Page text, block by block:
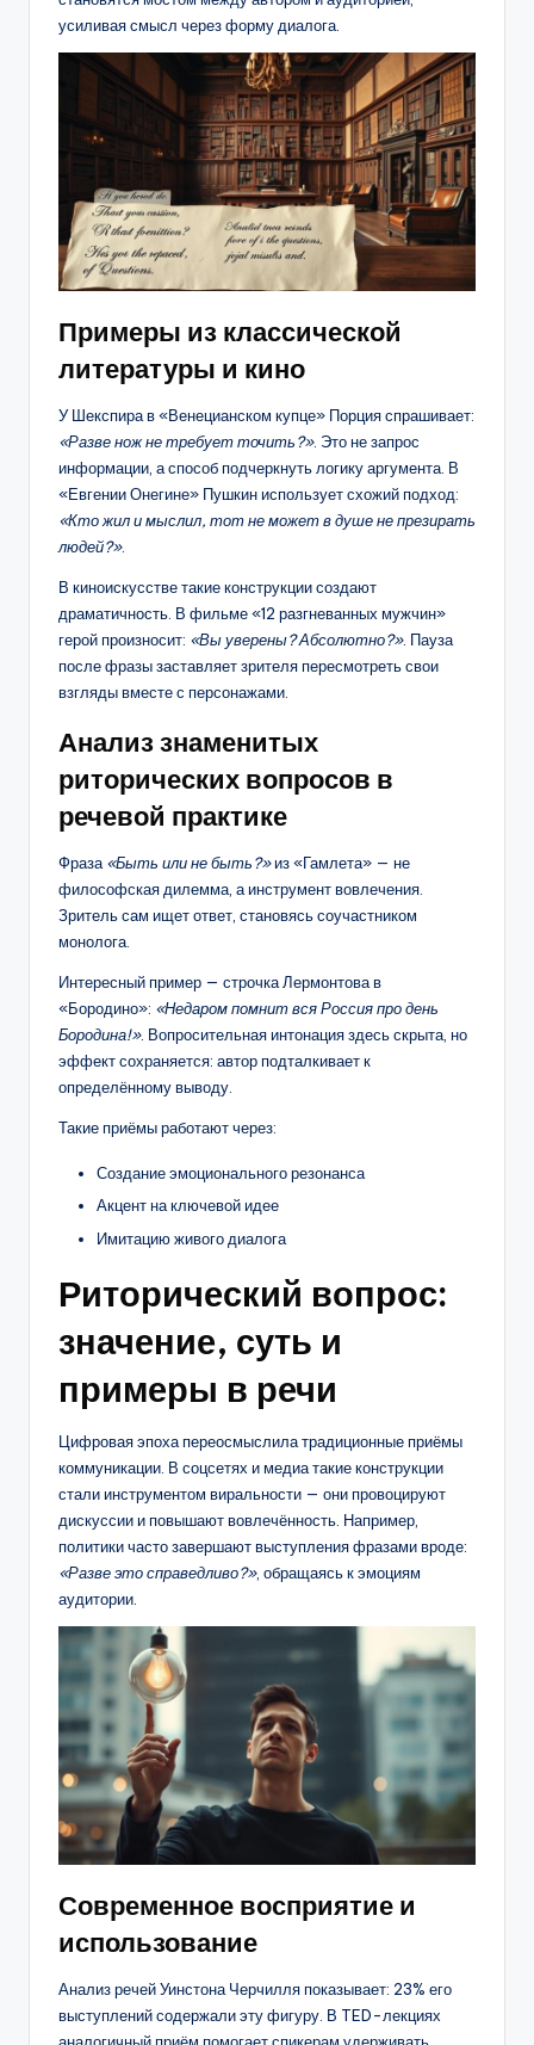
усиливая смысл через форму диалога.
Примеры из классической
литературы и кино
У Шекспира в «Венецианском купце» Порция спрашивает:
«Разве нож не требует точить?». Это не запрос
информации, а способ подчеркнуть логику аргумента. В
«Евгении Онегине» Пушкин использует схожий подход:
«Кто жил и мыслил, тот не может в душе не презирать
людей?».
В киноискусстве такие конструкции создают
драматичность. В фильме «12 разгневанных мужчин»
герой произносит: «Вы уверены? Абсолютно?». Пауза
после фразы заставляет зрителя пересмотреть свои
взгляды вместе с персонажами.
Анализ знаменитых
риторических вопросов в
речевой практике
Фраза«Быть или не быть?»из «Гамлета» — не
философская дилемма, а инструмент вовлечения.
Зритель сам ищет ответ, становясь соучастником
монолога.
Интересный пример — строчка Лермонтова в
«Бородино»: «Недаром помнит вся Россия про день
Бородина!». Вопросительная интонация здесь скрыта, но
эффект сохраняется: автор подталкивает к
определённому выводу.
Такие приёмы работают через:
Создание эмоционального резонанса
Акцент на ключевой идее
Имитацию живого диалога
Риторический вопрос:
значение, суть и
примеры в речи
Цифровая эпоха переосмыслила традиционные приёмы
коммуникации. В соцсетях и медиа такие конструкции
стали инструментом виральности — они провоцируют
дискуссии и повышают вовлечённость. Например,
политики часто завершают выступления фразами вроде:
«Разве это справедливо?», обращаясь к эмоциям
аудитории.
Современное восприятие и
использование
Анализ речей Уинстона Черчилля показывает: 23% его
выступлений содержали эту фигуру. В TED-лекциях
аналогичный приём помогает спикерам удерживать